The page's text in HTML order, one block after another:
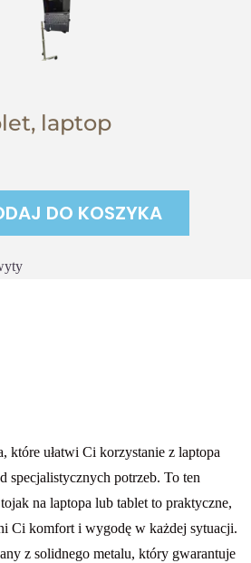
laptop
DO KOSZYKA
które ułatwi Ci korzystanie z laptopa
specjalistycznych potrzeb. To ten
na laptopa lub tablet to praktyczne,
Ci komfort i wygodę w każdej sytuacji.
z solidnego metalu, który gwarantuje